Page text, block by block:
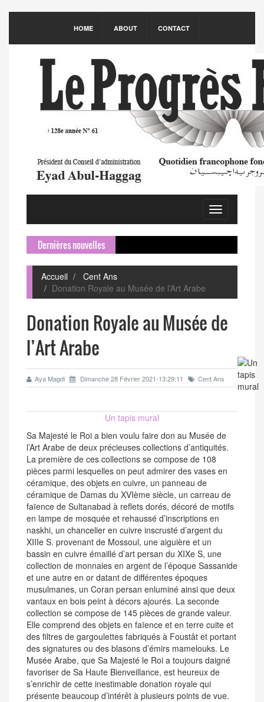
HOME ABOUT CONTACT
Toggle
navigation
Dernières nouvelles
Accueil
Cent Ans
Donation Royale au Musée de l’Art Arabe
Donation Royale au Musée de
l’Art Arabe
Aya Magdi Dimanche 28 Février 2021-13:29:11 Cent Ans
Un tapis mural
Sa Majesté le Roi a bien voulu faire don au Musée de
l’Art Arabe de deux précieuses collections d’antiquités.
La première de ces collections se compose de 108
pièces parmi lesquelles on peut admirer des vases en
céramique, des objets en cuivre, un panneau de
céramique de Damas du XVIème siècle, un carreau de
faïence de Sultanabad à reflets dorés, décoré de motifs
en lampe de mosquée et rehaussé d’inscriptions en
naskhi, un chancelier en cuivre inscrusté d’argent du
XIIIe S. provenant de Mossoul, une aiguière et un
bassin en cuivre émaillé d’art persan du XIXe S, une
collection de monnaies en argent de l’époque Sassanide
et une autre en or datant de différentes époques
musulmanes, un Coran persan enluminé ainsi que deux
vantaux en bois peint à décors ajourés. La seconde
collection se compose de 145 pièces de grande valeur.
Elle comprend des objets en faïence et en terre cuite et
des filtres de gargoulettes fabriqués à Foustât et portant
des signatures ou des blasons d’émirs mamelouks. Le
Musée Arabe, que Sa Majesté le Roi a toujours daigné
favoriser de Sa Haute Bienveillance, est heureux de
s’enrichir de cette inestimable donation royale qui
présente beaucoup d’intérêt à plusieurs points de vue.